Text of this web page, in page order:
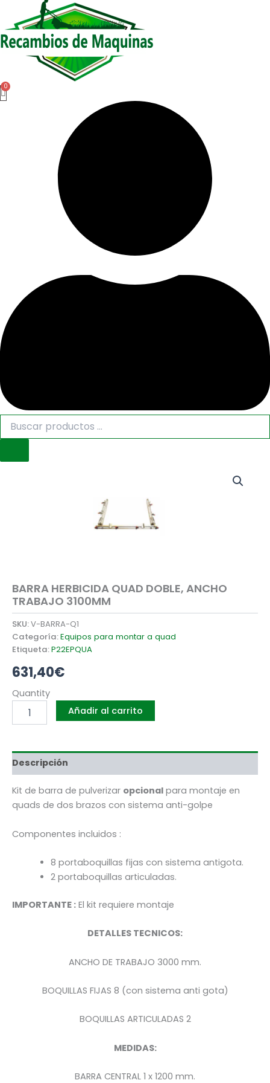
BARRA HERBICIDA QUAD DOBLE, ANCHO
TRABAJO 3100MM
SKU:V-BARRA-Q1
Categoría:Equipos para montar a quad
Etiqueta:P22EPQUA
631,40€
Quantity
Añadir al carrito
Descripción
Kit de barra de pulverizar opcional para montaje en
quads de dos brazos con sistema anti-golpe
Componentes incluidos :
8 portaboquillas fijas con sistema antigota.
2 portaboquillas articuladas.
IMPORTANTE : El kit requiere montaje
DETALLES TECNICOS:
ANCHO DE TRABAJO 3000 mm.
BOQUILLAS FIJAS 8 (con sistema anti gota)
BOQUILLAS ARTICULADAS 2
MEDIDAS:
BARRA CENTRAL 1 x 1200 mm.